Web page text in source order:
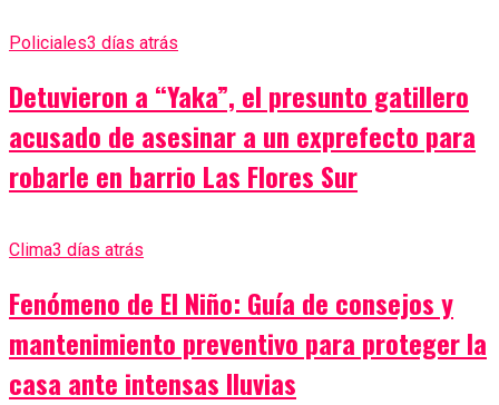
Policiales3 días atrás
Detuvieron a “Yaka”, el presunto gatillero
acusado de asesinar a un exprefecto para
robarle en barrio Las Flores Sur
Clima3 días atrás
Fenómeno de El Niño: Guía de consejos y
mantenimiento preventivo para proteger la
casa ante intensas lluvias